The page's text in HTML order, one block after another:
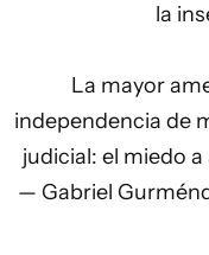
la
La mayor
independencia de
judicial: el miedo
— Gabriel